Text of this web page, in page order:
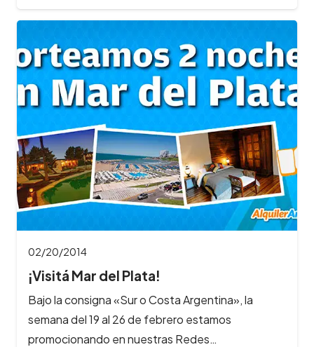
02/20/2014
¡Visitá Mar del Plata!
Bajo la consigna «Sur o Costa Argentina», la
semana del 19 al 26 de febrero estamos
promocionando en nuestras Redes…